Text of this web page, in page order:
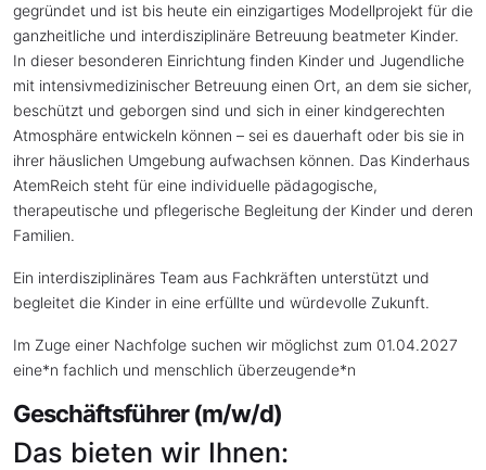
gegründet und ist bis heute ein einzigartiges Modellprojekt für die
ganzheitliche und interdisziplinäre Betreuung beatmeter Kinder.
In dieser besonderen Einrichtung finden Kinder und Jugendliche
mit intensivmedizinischer Betreuung einen Ort, an dem sie sicher,
beschützt und geborgen sind und sich in einer kindgerechten
Atmosphäre entwickeln können – sei es dauerhaft oder bis sie in
ihrer häuslichen Umgebung aufwachsen können. Das Kinderhaus
AtemReich steht für eine individuelle pädagogische,
therapeutische und pflegerische Begleitung der Kinder und deren
Familien.
Ein interdisziplinäres Team aus Fachkräften unterstützt und
begleitet die Kinder in eine erfüllte und würdevolle Zukunft.
Im Zuge einer Nachfolge suchen wir möglichst zum 01.04.2027
eine*n fachlich und menschlich überzeugende*n
Geschäftsführer (m/w/d)
Das bieten wir Ihnen: